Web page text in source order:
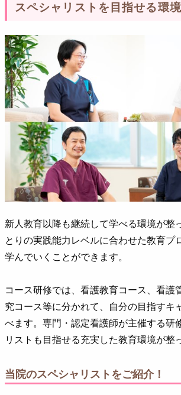
スペシャリストを目指せる環境
新人教育以降も継続して学べる環境が整
とりの実践能力レベルに合わせた教育プ
学んでいくことができます。
コース研修では、看護教育コース、看護
究コース等に分かれて、自分の目指すキ
べます。専門・認定看護師が主催する研
リストも目指せる充実した教育環境が整
当院のスペシャリストをご紹介！